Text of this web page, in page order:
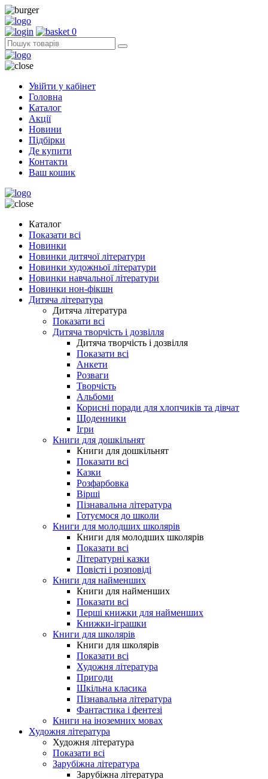
0
Увійти у кабінет
Головна
Каталог
Акції
Новини
Підбірки
Де купити
Контакти
Ваш кошик
Каталог
Показати всі
Новинки
Новинки дитячої літератури
Новинки художньої літератури
Новинки навчальної літератури
Новинки нон-фікшн
Дитяча література
Дитяча література
Показати всі
Дитяча творчість і дозвілля
Дитяча творчість і дозвілля
Показати всі
Анкети
Розваги
Творчість
Альбоми
Корисні поради для хлопчиків та дівчат
Щоденники
Ігри
Книги для дошкільнят
Книги для дошкільнят
Показати всі
Казки
Розфарбовка
Вірші
Пізнавальна література
Готуємося до школи
Книги для молодших школярів
Книги для молодших школярів
Показати всі
Літературні казки
Повісті і розповіді
Книги для найменших
Книги для найменших
Показати всі
Перші книжки для найменших
Книжки-іграшки
Книги для школярів
Книги для школярів
Показати всі
Художня література
Пригоди
Шкільна класика
Пізнавальна література
Фантастика і фентезі
Книги на іноземних мовах
Художня література
Художня література
Показати всі
Зарубіжна література
Зарубіжна література